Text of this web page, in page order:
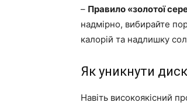
– Правило «золотої
надмірно, вибирайте
калорій та надлишку
Як уникнути
Навіть високоякісний